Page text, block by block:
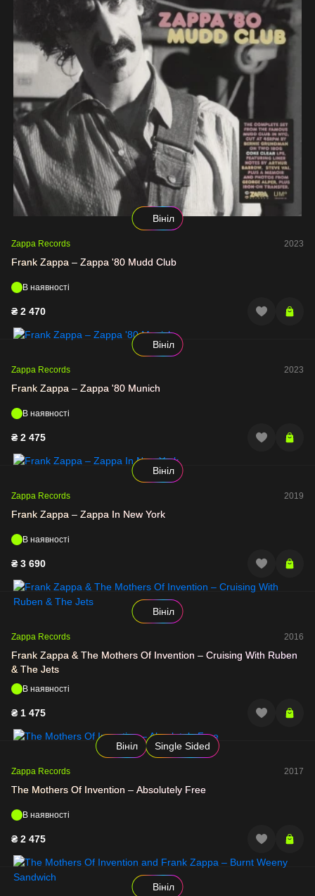
Вініл
Zappa Records 2023
Frank Zappa – Zappa '80 Mudd Club
В наявності
₴ 2 470
Вініл
Zappa Records 2023
Frank Zappa – Zappa '80 Munich
В наявності
₴ 2 475
Вініл
Zappa Records 2019
Frank Zappa – Zappa In New York
В наявності
₴ 3 690
Вініл
Zappa Records 2016
Frank Zappa & The Mothers Of Invention – Cruising With Ruben
& The Jets
В наявності
₴ 1 475
Вініл Single Sided
Zappa Records 2017
The Mothers Of Invention – Absolutely Free
В наявності
₴ 2 475
Вініл